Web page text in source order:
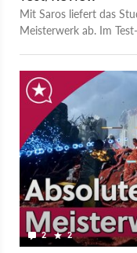
Mit Saros liefert das
Meisterwerk ab. Im
Rougelite-Experten,
Hand, die die düstere
herzliches
erlaubt haben ihren
verwenden. 00:00 -
Wahnsinn auf Carcosa
Optionaler Easy-
Perfektion 14:21 -
& Labern in der Basis
Biome & Gegner
Performance 24:20 -
2 2